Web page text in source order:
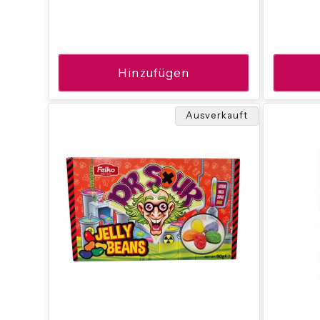
Hinzufügen
Ausverkauft